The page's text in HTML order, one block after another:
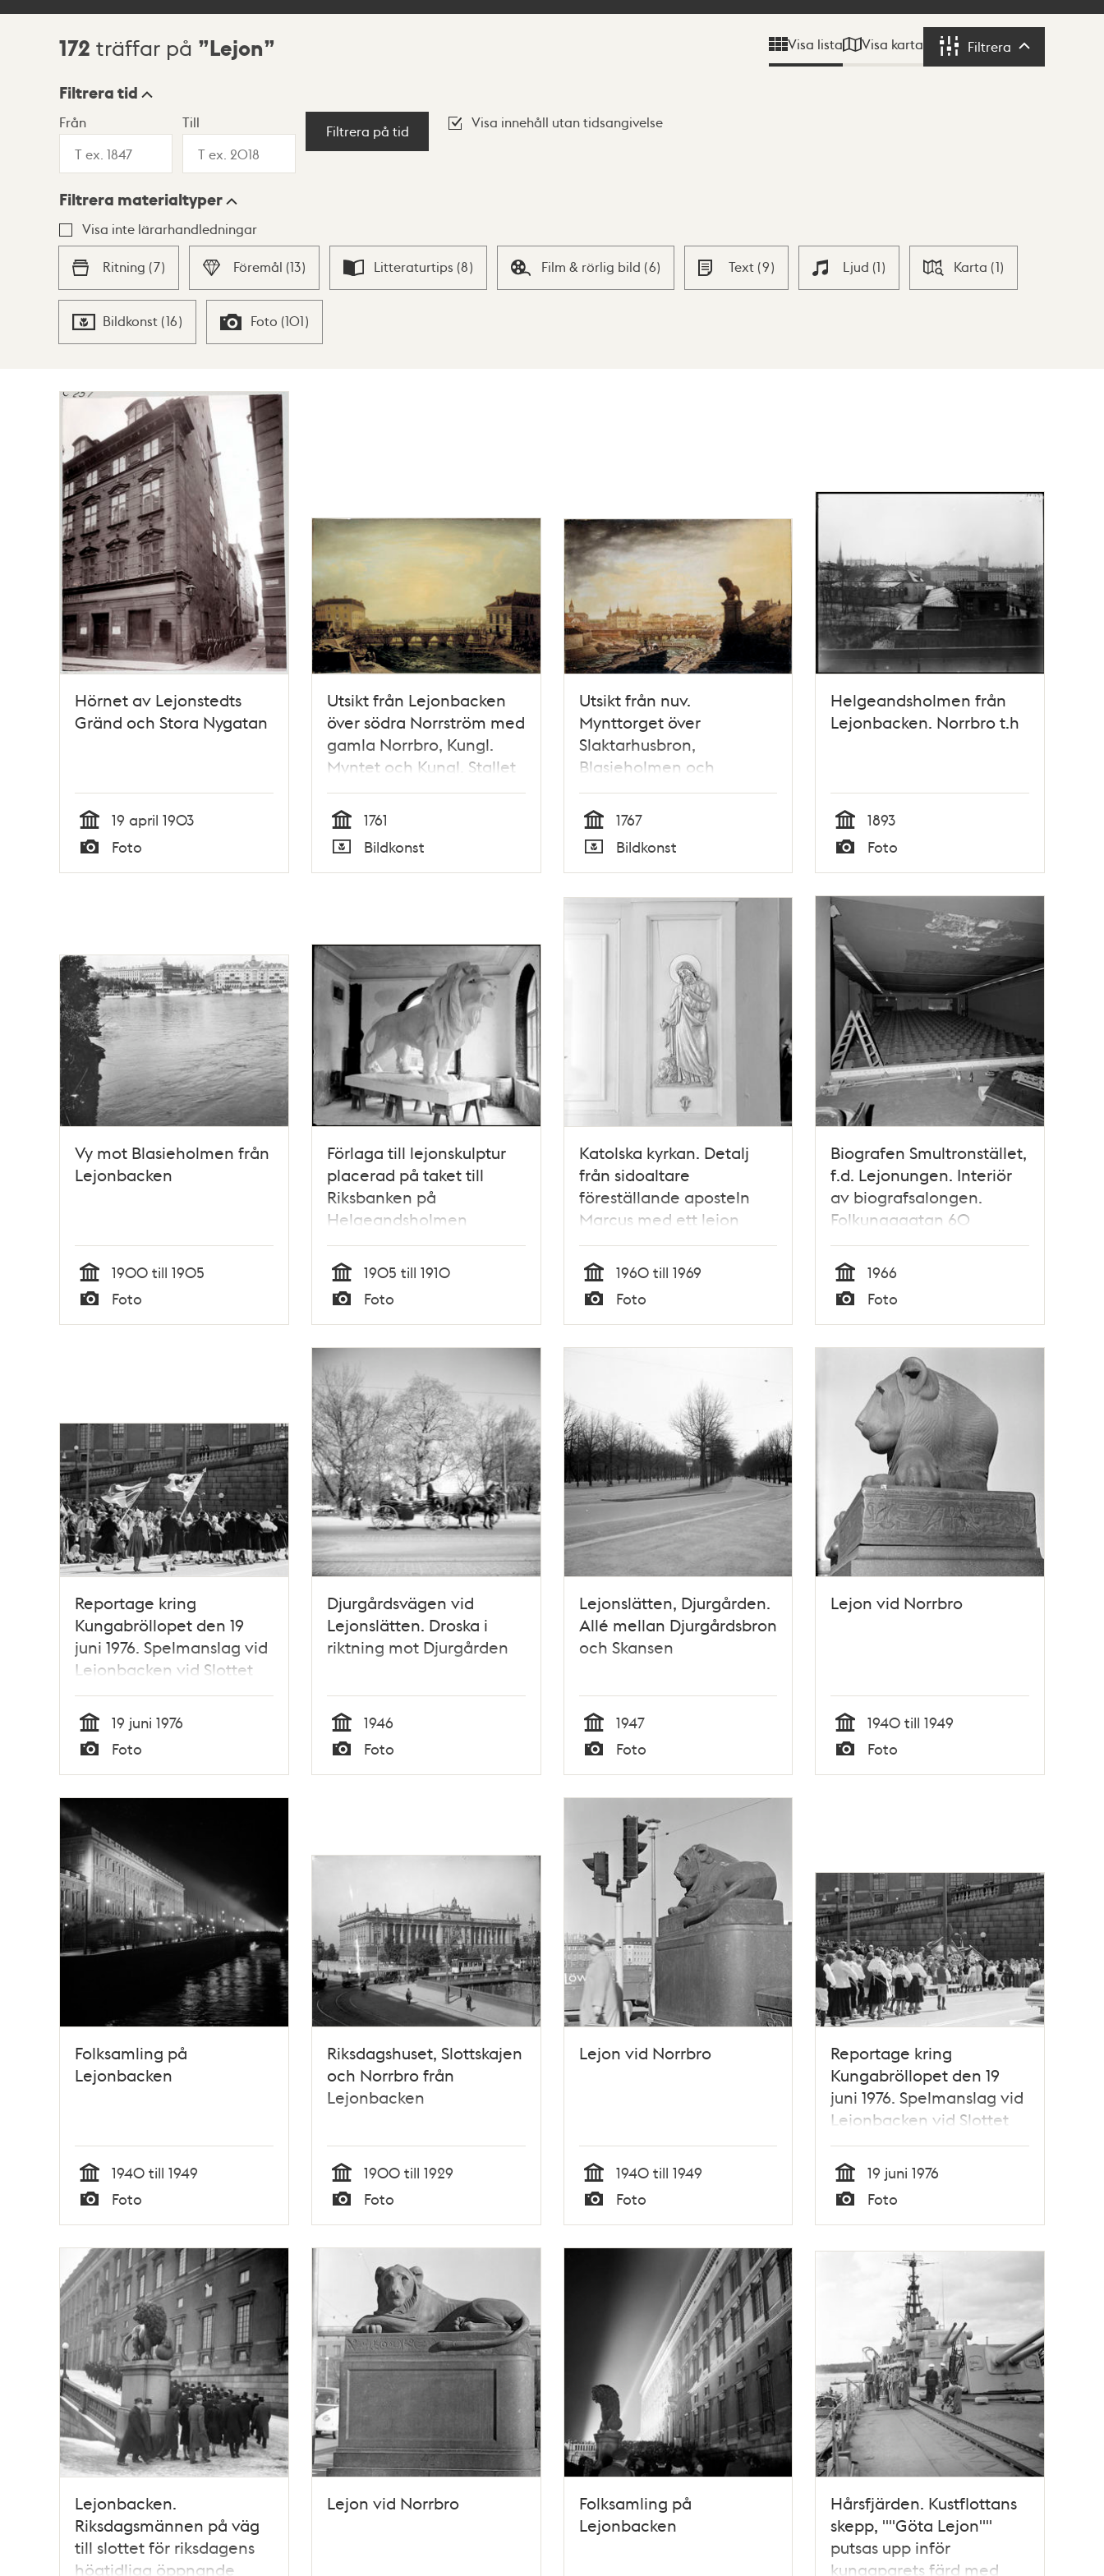
Sökresultat
172 träffar på Lejon Visa lista Visa karta Filtrera Filtrera
Visningsläge
Lista Karta
Filtrera tid
Från Till
Filtrera på tid
Visa innehåll utan tidsangivelse
Filtrera materialtyper
Visa inte lärarhandledningar
Ritning (7) Föremål (13) Litteraturtips (8) Film & rörlig bild (6) Text (9) Ljud (1) Karta (1)
Bildkonst (16) Foto (101)
träffar
Hörnet av Lejonstedts
Gränd och Stora Nygatan
Tid
19 april 1903
Typ
Foto
Utsikt från Lejonbacken
över södra Norrström med
gamla Norrbro, Kungl.
Myntet och Kungl. Stallet
Tid
1761
Typ
Bildkonst
Utsikt från nuv.
Mynttorget över
Slaktarhusbron,
Blasieholmen och
Lejonbacken
Tid
1767
Typ
Bildkonst
Helgeandsholmen från
Lejonbacken. Norrbro t.h
Tid
1893
Typ
Foto
Vy mot Blasieholmen från
Lejonbacken
Tid
1900 till 1905
Typ
Foto
Förlaga till lejonskulptur
placerad på taket till
Riksbanken på
Helgeandsholmen
Tid
1905 till 1910
Typ
Foto
Katolska kyrkan. Detalj
från sidoaltare
föreställande aposteln
Marcus med ett lejon
Tid
1960 till 1969
Typ
Foto
Biografen Smultronstället,
f.d. Lejonungen. Interiör
av biografsalongen.
Folkungagatan 60
Tid
1966
Typ
Foto
Reportage kring
Kungabröllopet den 19
juni 1976. Spelmanslag vid
Lejonbacken vid Slottet
Tid
19 juni 1976
Typ
Foto
Djurgårdsvägen vid
Lejonslätten. Droska i
riktning mot Djurgården
Tid
1946
Typ
Foto
Lejonslätten, Djurgården.
Allé mellan Djurgårdsbron
och Skansen
Tid
1947
Typ
Foto
Lejon vid Norrbro
Tid
1940 till 1949
Typ
Foto
Folksamling på
Lejonbacken
Tid
1940 till 1949
Typ
Foto
Riksdagshuset, Slottskajen
och Norrbro från
Lejonbacken
Tid
1900 till 1929
Typ
Foto
Lejon vid Norrbro
Tid
1940 till 1949
Typ
Foto
Reportage kring
Kungabröllopet den 19
juni 1976. Spelmanslag vid
Lejonbacken vid Slottet
Tid
19 juni 1976
Typ
Foto
Lejonbacken.
Riksdagsmännen på väg
till slottet för riksdagens
högtidliga öppnande
Lejon vid Norrbro
Folksamling på
Lejonbacken
Hårsfjärden. Kustflottans
skepp, ""Göta Lejon""
putsas upp inför
kungaparets färd med